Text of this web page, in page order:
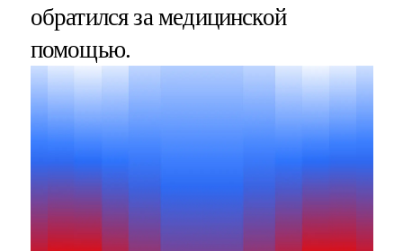
обратился за медицинской
помощью.